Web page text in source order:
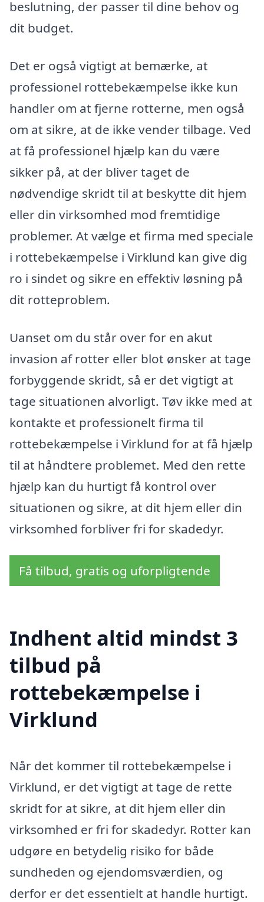
beslutning, der passer til dine behov og
dit budget.
Det er også vigtigt at bemærke, at
professionel rottebekæmpelse ikke kun
handler om at fjerne rotterne, men også
om at sikre, at de ikke vender tilbage. Ved
at få professionel hjælp kan du være
sikker på, at der bliver taget de
nødvendige skridt til at beskytte dit hjem
eller din virksomhed mod fremtidige
problemer. At vælge et firma med speciale
i rottebekæmpelse i Virklund kan give dig
ro i sindet og sikre en effektiv løsning på
dit rotteproblem.
Uanset om du står over for en akut
invasion af rotter eller blot ønsker at tage
forbyggende skridt, så er det vigtigt at
tage situationen alvorligt. Tøv ikke med at
kontakte et professionelt firma til
rottebekæmpelse i Virklund for at få hjælp
til at håndtere problemet. Med den rette
hjælp kan du hurtigt få kontrol over
situationen og sikre, at dit hjem eller din
virksomhed forbliver fri for skadedyr.
Få tilbud, gratis og uforpligtende
Indhent altid mindst 3
tilbud på
rottebekæmpelse i
Virklund
Når det kommer til rottebekæmpelse i
Virklund, er det vigtigt at tage de rette
skridt for at sikre, at dit hjem eller din
virksomhed er fri for skadedyr. Rotter kan
udgøre en betydelig risiko for både
sundheden og ejendomsværdien, og
derfor er det essentielt at handle hurtigt.